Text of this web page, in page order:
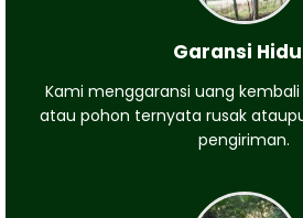
Garansi
Kami menggaransi uang
atau pohon ternyata rusak
pengiriman.